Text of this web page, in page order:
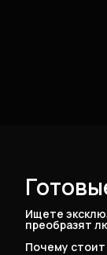
Ищете
преобразят
Почему